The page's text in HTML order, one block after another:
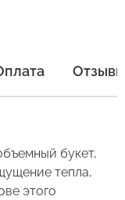
Отзывы
букет,
тепла,
этого